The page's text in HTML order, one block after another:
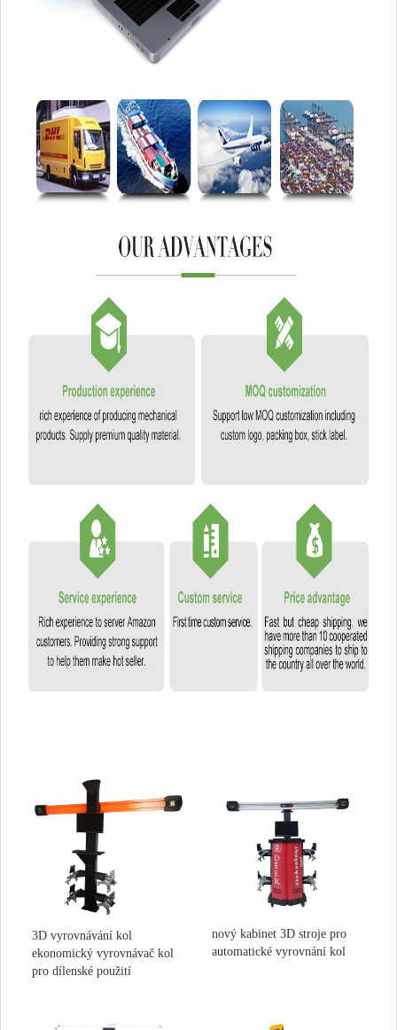
3D vyrovnávání kol
ekonomický vyrovnávač kol
pro dílenské použití
nový kabinet 3D stroje pro
automatické vyrovnání kol